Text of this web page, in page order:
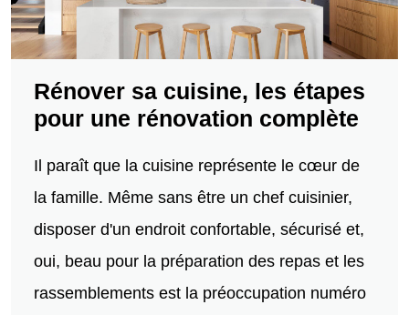
Rénover sa cuisine, les étapes
pour une rénovation complète
Il paraît que la cuisine représente le cœur de
la famille. Même sans être un chef cuisinier,
disposer d'un endroit confortable, sécurisé et,
oui, beau pour la préparation des repas et les
rassemblements est la préoccupation numéro